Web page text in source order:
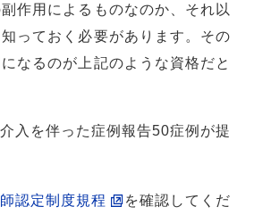
作用によるものなのか、それ以
っておく必要があります。その
なるのが上記のような資格だと
入を伴った症例報告50症例が提
認定制度規程
を確認してくだ